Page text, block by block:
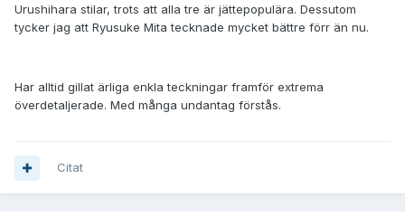
Urushihara stilar, trots att alla tre är jättepopulära. Dessutom
tycker jag att Ryusuke Mita tecknade mycket bättre förr än nu.
Har alltid gillat ärliga enkla teckningar framför extrema
överdetaljerade. Med många undantag förstås.
Citat